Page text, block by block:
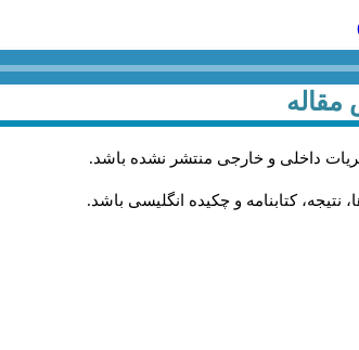
مقاله
داخلی و خارجی منتشر نشده باشد.
کتابنامه و چکیده انگلیسی باشد.